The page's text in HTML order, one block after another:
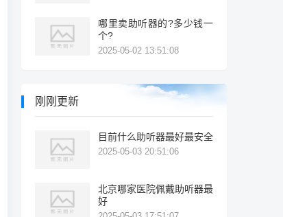
哪里卖助听器的?多少钱一
个?
2025-05-02 13:51:08
刚刚更新
目前什么助听器最好最安全
2025-05-03 20:51:06
北京哪家医院佩戴助听器最
好